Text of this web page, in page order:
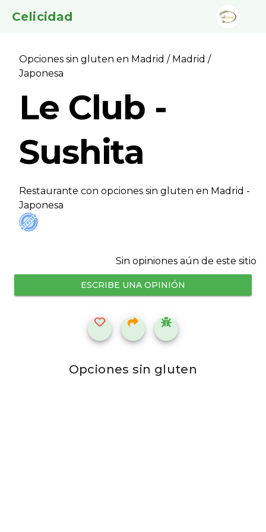
Celicidad
Opciones sin gluten en Madrid / Madrid /
Japonesa
Le Club -
Sushita
Restaurante con opciones sin gluten en Madrid -
Japonesa
Sin opiniones aún de este sitio
ESCRIBE UNA OPINIÓN
Opciones sin gluten